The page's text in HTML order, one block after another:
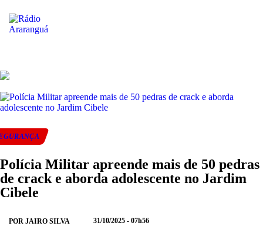
WHATSAPPFACEBOOK
Polícia Militar apreende mais de 50 pedras
de crack e aborda adolescente no Jardim
Cibele
POR JAIRO SILVA 31/10/2025 - 07h56